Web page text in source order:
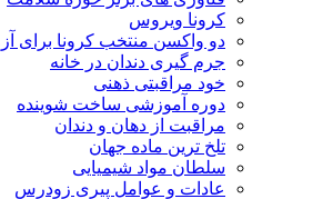
کرونا ویروس
دو واکسن منتخب کرونا برای آزمایش
جرم گیری دندان در خانه
خود مراقبتی ذهنی
دوره آموزشی ساخت شوینده
مراقبت از دهان و دندان
تلخ ترین ماده جهان
سلطان مواد شیمیایی
عادات و عوامل پیری زودرس